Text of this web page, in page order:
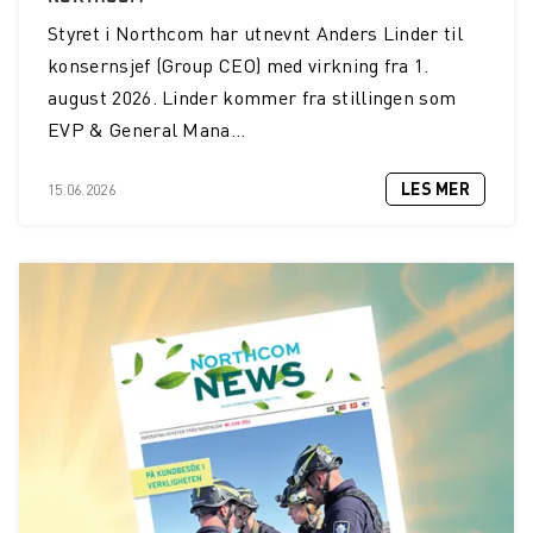
Helikopterdekk får nye krav
Sveriges Radio velger Northcom sin løsning
Sepura SC21 kompakt TETRA-radio
Fredrikstad Brann og Redning oppgraderer sitt
Namsos Brann og Redning velger nytt
Wireless Communication blir Northcom
Nasjonalmuseet innfører Sepura Indoor Location
Application
Lillehammer Region Brannvesen kjøper INVISIO
sambands-løsning
Tone J. Myhre blir ny CFO i Wireless Communication
Styret i Northcom har utnevnt Anders Linder til
konsernsjef (Group CEO) med virkning fra 1.
august 2026. Linder kommer fra stillingen som
EVP & General Mana...
15.06.2026 LES MER